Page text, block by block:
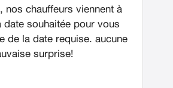
nos chauffeurs viennent à
date souhaitée pour vous
de la date requise. aucune
surprise!